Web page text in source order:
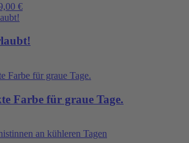
€
Farbe für graue Tage.